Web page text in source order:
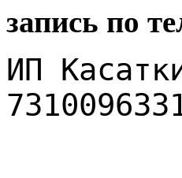
запись по
ИП